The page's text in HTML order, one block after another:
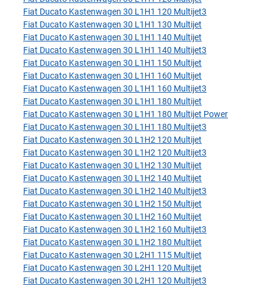
Fiat Ducato Kastenwagen 30 L1H1 120 Multijet3
Fiat Ducato Kastenwagen 30 L1H1 130 Multijet
Fiat Ducato Kastenwagen 30 L1H1 140 Multijet
Fiat Ducato Kastenwagen 30 L1H1 140 Multijet3
Fiat Ducato Kastenwagen 30 L1H1 150 Multijet
Fiat Ducato Kastenwagen 30 L1H1 160 Multijet
Fiat Ducato Kastenwagen 30 L1H1 160 Multijet3
Fiat Ducato Kastenwagen 30 L1H1 180 Multijet
Fiat Ducato Kastenwagen 30 L1H1 180 Multijet Power
Fiat Ducato Kastenwagen 30 L1H1 180 Multijet3
Fiat Ducato Kastenwagen 30 L1H2 120 Multijet
Fiat Ducato Kastenwagen 30 L1H2 120 Multijet3
Fiat Ducato Kastenwagen 30 L1H2 130 Multijet
Fiat Ducato Kastenwagen 30 L1H2 140 Multijet
Fiat Ducato Kastenwagen 30 L1H2 140 Multijet3
Fiat Ducato Kastenwagen 30 L1H2 150 Multijet
Fiat Ducato Kastenwagen 30 L1H2 160 Multijet
Fiat Ducato Kastenwagen 30 L1H2 160 Multijet3
Fiat Ducato Kastenwagen 30 L1H2 180 Multijet
Fiat Ducato Kastenwagen 30 L2H1 115 Multijet
Fiat Ducato Kastenwagen 30 L2H1 120 Multijet
Fiat Ducato Kastenwagen 30 L2H1 120 Multijet3